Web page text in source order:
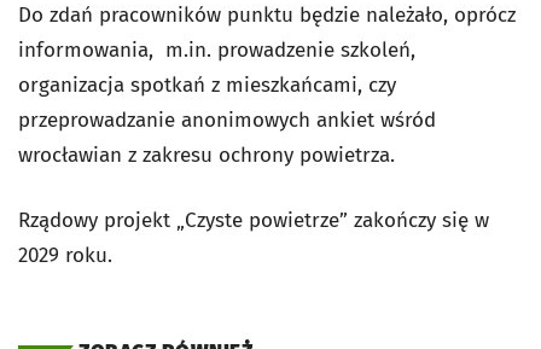
Do zdań pracowników punktu będzie należało, oprócz
informowania, m.in. prowadzenie szkoleń,
organizacja spotkań z mieszkańcami, czy
przeprowadzanie anonimowych ankiet wśród
wrocławian z zakresu ochrony powietrza.
Rządowy projekt „Czyste powietrze” zakończy się w
2029 roku.